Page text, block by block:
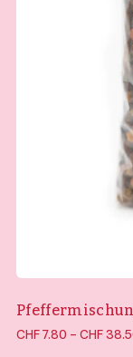
CHF7.80 – CHF